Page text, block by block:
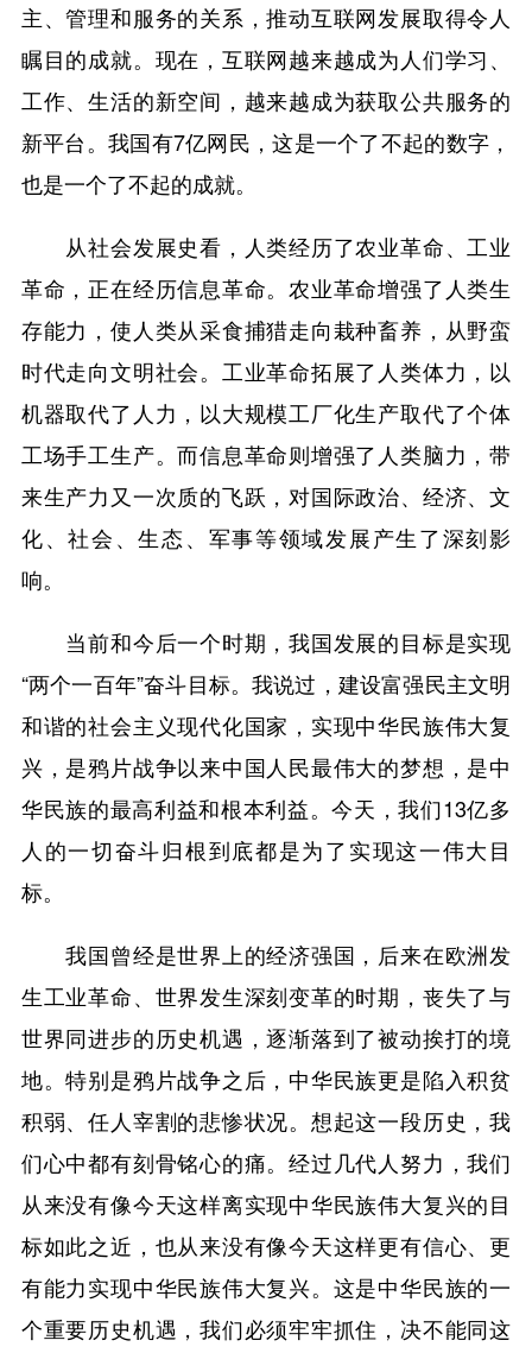
主、管理和服务的关系，推动互联网发展取得令人
瞩目的成就。现在，互联网越来越成为人们学习、
工作、生活的新空间，越来越成为获取公共服务的
新平台。我国有7亿网民，这是一个了不起的数字，
也是一个了不起的成就。
从社会发展史看，人类经历了农业革命、工业
革命，正在经历信息革命。农业革命增强了人类生
存能力，使人类从采食捕猎走向栽种畜养，从野蛮
时代走向文明社会。工业革命拓展了人类体力，以
机器取代了人力，以大规模工厂化生产取代了个体
工场手工生产。而信息革命则增强了人类脑力，带
来生产力又一次质的飞跃，对国际政治、经济、文
化、社会、生态、军事等领域发展产生了深刻影
响。
当前和今后一个时期，我国发展的目标是实现
“两个一百年”奋斗目标。我说过，建设富强民主文明
和谐的社会主义现代化国家，实现中华民族伟大复
兴，是鸦片战争以来中国人民最伟大的梦想，是中
华民族的最高利益和根本利益。今天，我们13亿多
人的一切奋斗归根到底都是为了实现这一伟大目
标。
我国曾经是世界上的经济强国，后来在欧洲发
生工业革命、世界发生深刻变革的时期，丧失了与
世界同进步的历史机遇，逐渐落到了被动挨打的境
地。特别是鸦片战争之后，中华民族更是陷入积贫
积弱、任人宰割的悲惨状况。想起这一段历史，我
们心中都有刻骨铭心的痛。经过几代人努力，我们
从来没有像今天这样离实现中华民族伟大复兴的目
标如此之近，也从来没有像今天这样更有信心、更
有能力实现中华民族伟大复兴。这是中华民族的一
个重要历史机遇，我们必须牢牢抓住，决不能同这